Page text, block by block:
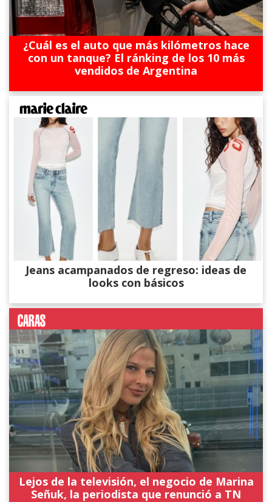
¿Cuál es el auto que más kilómetros hace
con un tanque? El ránking de los 10 más
vendidos de Argentina
Jeans acampanados de regreso: ideas de
looks con básicos
Lejos de la televisión, el negocio de Marina
Señuk, la periodista que renunció a TN